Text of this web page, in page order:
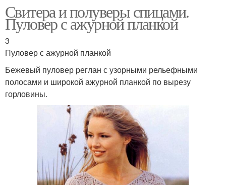
Свитера и полуверы спицами.
Пуловер с ажурной планкой
3
Пуловер с ажурной планкой
Бежевый пуловер реглан с узорными рельефными
полосами и широкой ажурной планкой по вырезу
горловины.